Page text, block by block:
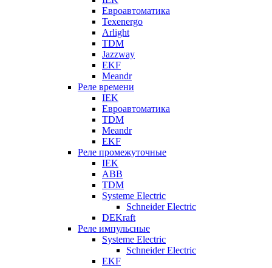
Евроавтоматика
Texenergo
Arlight
TDM
Jazzway
EKF
Meandr
Реле времени
IEK
Евроавтоматика
TDM
Meandr
EKF
Реле промежуточные
IEK
ABB
TDM
Systeme Electric
Schneider Electric
DEKraft
Реле импульсные
Systeme Electric
Schneider Electric
EKF